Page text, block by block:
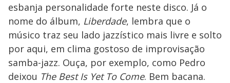
esbanja personalidade forte neste disco. Já o
nome do álbum, Liberdade, lembra que o
músico traz seu lado jazzístico mais livre e solto
por aqui, em clima gostoso de improvisação
samba-jazz. Ouça, por exemplo, como Pedro
deixou The Best Is Yet To Come. Bem bacana.